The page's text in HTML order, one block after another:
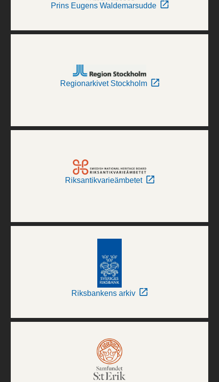
Prins Eugens Waldemarsudde
Regionarkivet Stockholm
Riksantikvarieämbetet
Riksbankens arkiv